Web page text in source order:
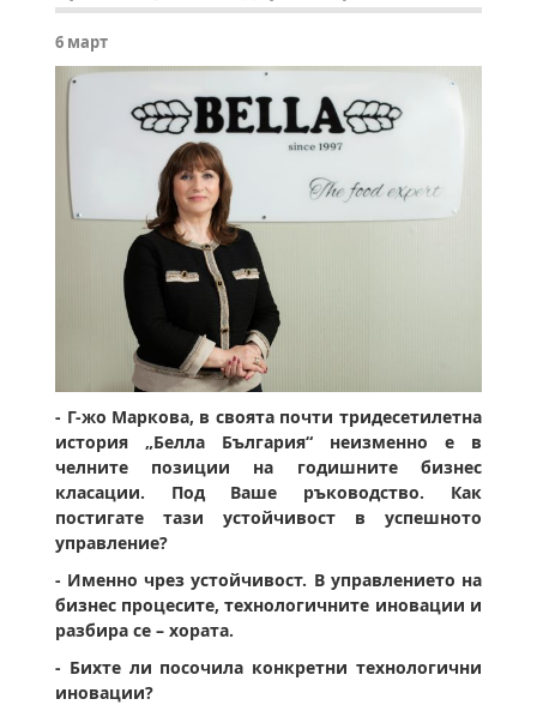
6 март
- Г-жо Маркова, в своята почти тридесетилетна
история „Белла България“ неизменно е в
челните позиции на годишните бизнес
класации. Под Ваше ръководство. Как
постигате тази устойчивост в успешното
управление?
- Именно чрез устойчивост. В управлението на
бизнес процесите, технологичните иновации и
разбира се – хората.
- Бихте ли посочила конкретни технологични
иновации?